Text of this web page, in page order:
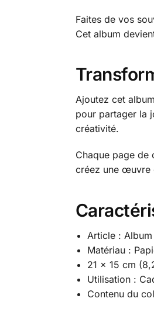
Faites de vos
Cet album
Ajoutez cet
pour partager la
créativité.
Chaque page de
créez une œuvre
Article :
Matériau :
21 x 15 cm
Utilisation :
Contenu du